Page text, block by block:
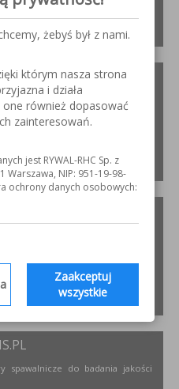
i regeneracji. Układy
żurawików, suwnice,
spawalnicze do badania jakości
żebyś był z nami.
którym nasza strona
i działa
również dopasować
zainteresowań.
jest RYWAL-RHC Sp. z
Warszawa, NIP: 951-19-98-
ochrony danych osobowych:
Zaakceptuj
wszystkie